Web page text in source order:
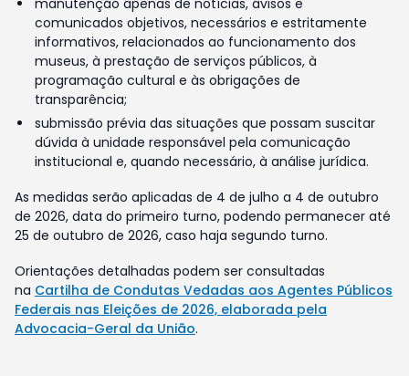
manutenção apenas de notícias, avisos e
comunicados objetivos, necessários e estritamente
informativos, relacionados ao funcionamento dos
museus, à prestação de serviços públicos, à
programação cultural e às obrigações de
transparência;
submissão prévia das situações que possam suscitar
dúvida à unidade responsável pela comunicação
institucional e, quando necessário, à análise jurídica.
As medidas serão aplicadas de 4 de julho a 4 de outubro
de 2026, data do primeiro turno, podendo permanecer até
25 de outubro de 2026, caso haja segundo turno.
Orientações detalhadas podem ser consultadas
na Cartilha de Condutas Vedadas aos Agentes Públicos
Federais nas Eleições de 2026, elaborada pela
Advocacia-Geral da União.